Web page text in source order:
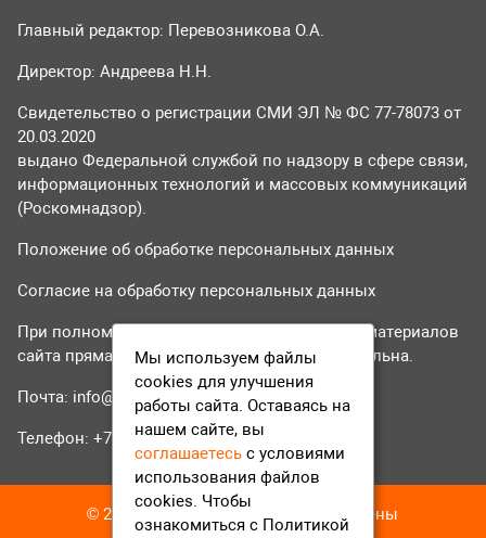
Главный редактор: Перевозникова О.А.
Директор: Андреева Н.Н.
Свидетельство о регистрации СМИ ЭЛ № ФС 77-78073 от
20.03.2020
выдано Федеральной службой по надзору в сфере связи,
информационных технологий и массовых коммуникаций
(Роскомнадзор).
Положение об обработке персональных данных
Согласие на обработку персональных данных
При полном или частичном использовании материалов
сайта прямая гиперссылка на tvr24.tv обязательна.
Почта: info@tvr24.tv
Телефон: +7 (496) 551-04-95
© 2016-2023 ТВР24 Все права защищены
Мы используем файлы
cookies для улучшения
работы сайта. Оставаясь на
нашем сайте, вы
соглашаетесь с условиями
использования файлов
cookies. Чтобы
ознакомиться с Политикой